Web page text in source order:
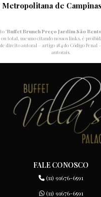
Metropolitana de Campinas
"Buffet Brunch Preço Jardim São Bento
total, mesmo citando nossos links, é
direito autoral – artigo 184 do Código Penal –
autorais.
FALE CONOSCO
(11) 91676-6591
(11) 91676-6591